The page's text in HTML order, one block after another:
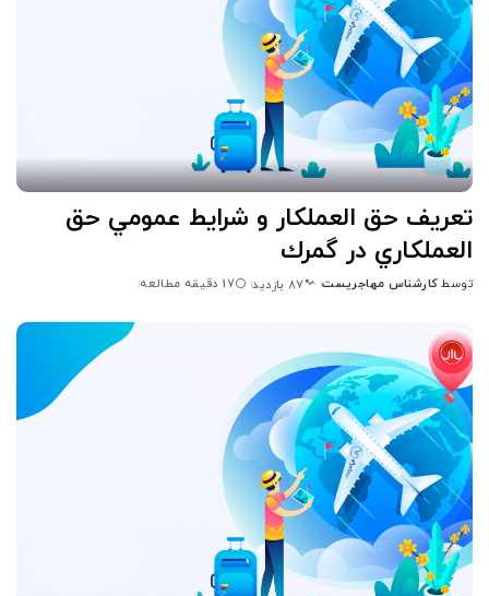
تعريف حق العملكار و شرايط عمومي حق
العملكاري در گمرك
ارسال
توسط
توسط کارشناس مهاجریست 87 بازدید 17 دقیقه مطالعه